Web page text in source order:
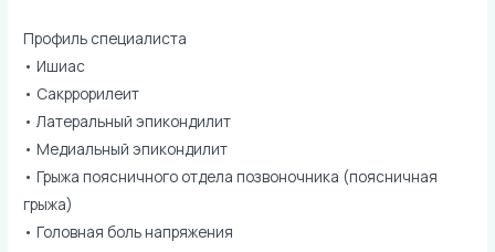
Профиль специалиста
• Ишиас
• Сакррорилеит
• Латеральный эпикондилит
• Медиальный эпикондилит
• Грыжа поясничного отдела позвоночника (поясничная
грыжа)
• Головная боль напряжения